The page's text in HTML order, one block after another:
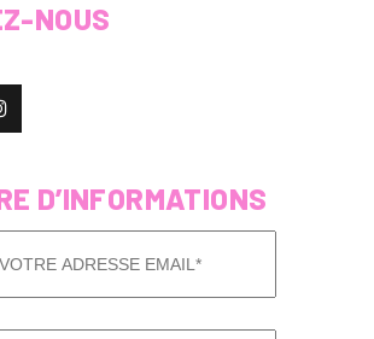
NOUS
D’INFORMATIONS